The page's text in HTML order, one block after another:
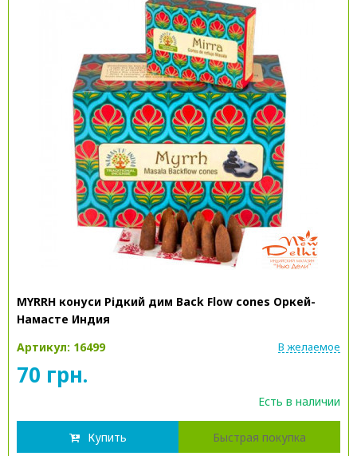
MYRRH конуси Рідкий дим Back Flow cones Оркей-
Намасте Индия
Артикул: 16499
В желаемое
70 грн.
Есть в наличии
Купить Быстрая покупка